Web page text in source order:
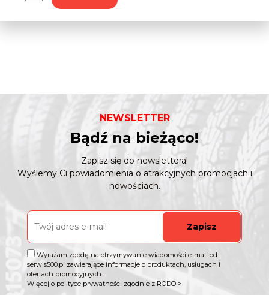
NEWSLETTER
Bądź na bieżąco!
Zapisz się do newslettera!
Wyślemy Ci powiadomienia o atrakcyjnych promocjach i
nowościach.
Zapisz
Wyrażam zgodę na otrzymywanie wiadomości e-mail od
serwis500.pl zawierające informacje o produktach, usługach i
ofertach promocyjnych.
Więcej o polityce prywatności zgodnie z RODO >